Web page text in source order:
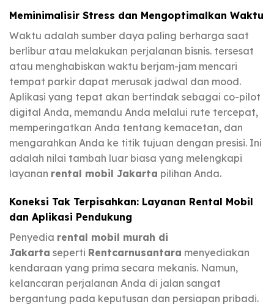
Meminimalisir Stress dan Mengoptimalkan Waktu
Waktu adalah sumber daya paling berharga saat
berlibur atau melakukan perjalanan bisnis. tersesat
atau menghabiskan waktu berjam-jam mencari
tempat parkir dapat merusak jadwal dan mood.
Aplikasi yang tepat akan bertindak sebagai co-pilot
digital Anda, memandu Anda melalui rute tercepat,
memperingatkan Anda tentang kemacetan, dan
mengarahkan Anda ke titik tujuan dengan presisi. Ini
adalah nilai tambah luar biasa yang melengkapi
layanan rental mobil Jakarta pilihan Anda.
Koneksi Tak Terpisahkan: Layanan Rental Mobil
dan Aplikasi Pendukung
Penyedia rental mobil murah di
Jakarta seperti Rentcarnusantara menyediakan
kendaraan yang prima secara mekanis. Namun,
kelancaran perjalanan Anda di jalan sangat
bergantung pada keputusan dan persiapan pribadi.